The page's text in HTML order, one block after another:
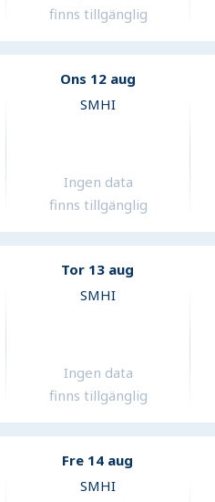
finns tillgänglig
Ons 12 aug
SMHI
Ingen data
finns tillgänglig
Tor 13 aug
SMHI
Ingen data
finns tillgänglig
Fre 14 aug
SMHI